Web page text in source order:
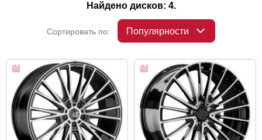
Найдено дисков: 4.
Сортировать по: Популярности